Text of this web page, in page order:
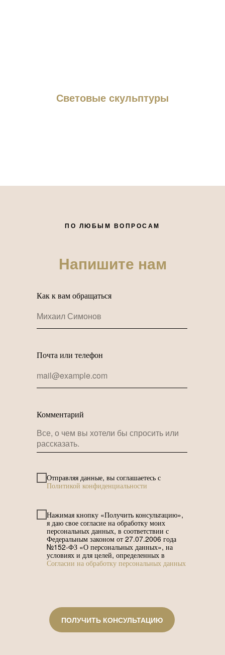
Световые скульптуры
ПО ЛЮБЫМ ВОПРОСАМ
Напишите нам
Как к вам обращаться
Почта или телефон
Комментарий
Отправляя данные, вы соглашаетесь с
Политикой конфиденциальности
Нажимая кнопку «Получить консультацию»,
я даю свое согласие на обработку моих
персональных данных, в соответствии с
Федеральным законом от 27.07.2006 года
№152-ФЗ «О персональных данных», на
условиях и для целей, определенных в
Согласии на обработку персональных данных
ПОЛУЧИТЬ КОНСУЛЬТАЦИЮ